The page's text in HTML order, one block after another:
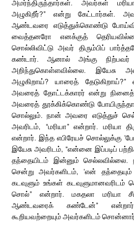
அமர்ந்திருந்தார்கள். அவர்கள்
அழுகிறீர்?” என்று கேட்டார்கள்.
ஆண்டவரை எடுத்துக்கொண்டு
வைத்தனரோ எனக்குத்
சொல்லிவிட்டு அவர் திரும்பிப்
கண்டார். ஆனால் அங்கு
அறிந்துகொள்ளவில்லை. இயேசு
அழுகிறாய்? யாரைத் தேடுகிறாய்?”
அவரைத் தோட்டக்காரர் என்று
அவரைத் தூக்கிக்கொண்டு
சொல்லும். நான் அவரை எடுத்துச்
அவரிடம், “மரியா” என்றார். மரியா
என்றார். இந்த எபிரேயச் சொல்லுக்கு
இயேசு அவரிடம், “என்னை இப்படிப்
தந்தையிடம் இன்னும் செல்லவில்லை.
சென்று அவர்களிடம், ‘என்
கடவுளும் உங்கள் கடவுளுமானவரிடம்
சொல்” என்றார். மகதலா மரியா
ஆண்டவரைக் கண்டேன்”
கூறியவற்றையும் அவர்களிடம்